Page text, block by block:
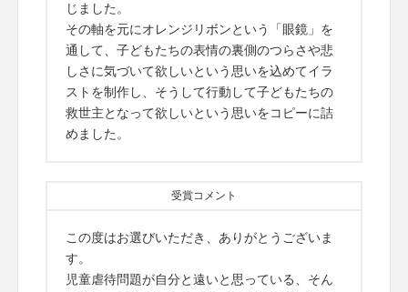
じました。
その軸を元にオレンジリボンという「眼鏡」を
通して、子どもたちの表情の裏側のつらさや悲
しさに気づいて欲しいという思いを込めてイラ
ストを制作し、そうして行動して子どもたちの
救世主となって欲しいという思いをコピーに詰
めました。
受賞コメント
この度はお選びいただき、ありがとうございま
す。
児童虐待問題が自分と遠いと思っている、そん